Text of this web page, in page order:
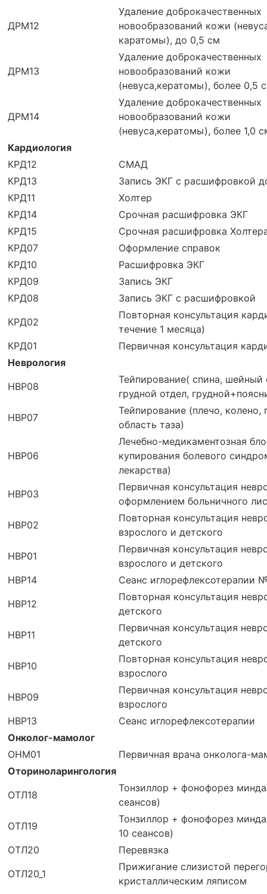
ДРМ12
Удаление доброкачественных
новообразований кожи
каратомы), до 0,5 см
ДРМ13
Удаление доброкачественных
новообразований кожи
(невуса,кератомы), более 0,5
ДРМ14
Удаление доброкачественных
новообразований кожи
(невуса,кератомы), более 1,0
Кардиология
КРД12
СМАД
КРД13
Запись ЭКГ с расшифровкой
КРД11
Холтер
КРД14
Срочная расшифровка ЭКГ
КРД15
Срочная расшифровка
КРД07
Оформление справок
КРД10
Расшифровка ЭКГ
КРД09
Запись ЭКГ
КРД08
Запись ЭКГ с расшифровкой
КРД02
Повторная консультация
течение 1 месяца)
КРД01
Первичная консультация
Неврология
НВР08
Тейпирование( спина, шейный
грудной отдел,
НВР07
Тейпирование (плечо, колено,
область таза)
НВР06
Лечебно-медикаментозная
купирования болевого
лекарства)
НВР03
Первичная консультация
оформлением больничного
НВР02
Повторная консультация
взрослого и детского
НВР01
Первичная консультация
взрослого и детского
НВР14
Сеанс иглорефлексотерапии
НВР12
Повторная консультация
детского
НВР11
Первичная консультация
детского
НВР10
Повторная консультация
взрослого
НВР09
Первичная консультация
взрослого
НВР13
Сеанс иглорефлексотерапии
Онколог-мамолог
ОНМ01
Первичная врача онколога-
Оториноларингология
ОТЛ18
Тонзиллор + фонофорез
сеансов)
ОТЛ19
Тонзиллор + фонофорез
10 сеансов)
ОТЛ20
Перевязка
ОТЛ20_1
Прижигание слизистой
кристаллическим ляписом